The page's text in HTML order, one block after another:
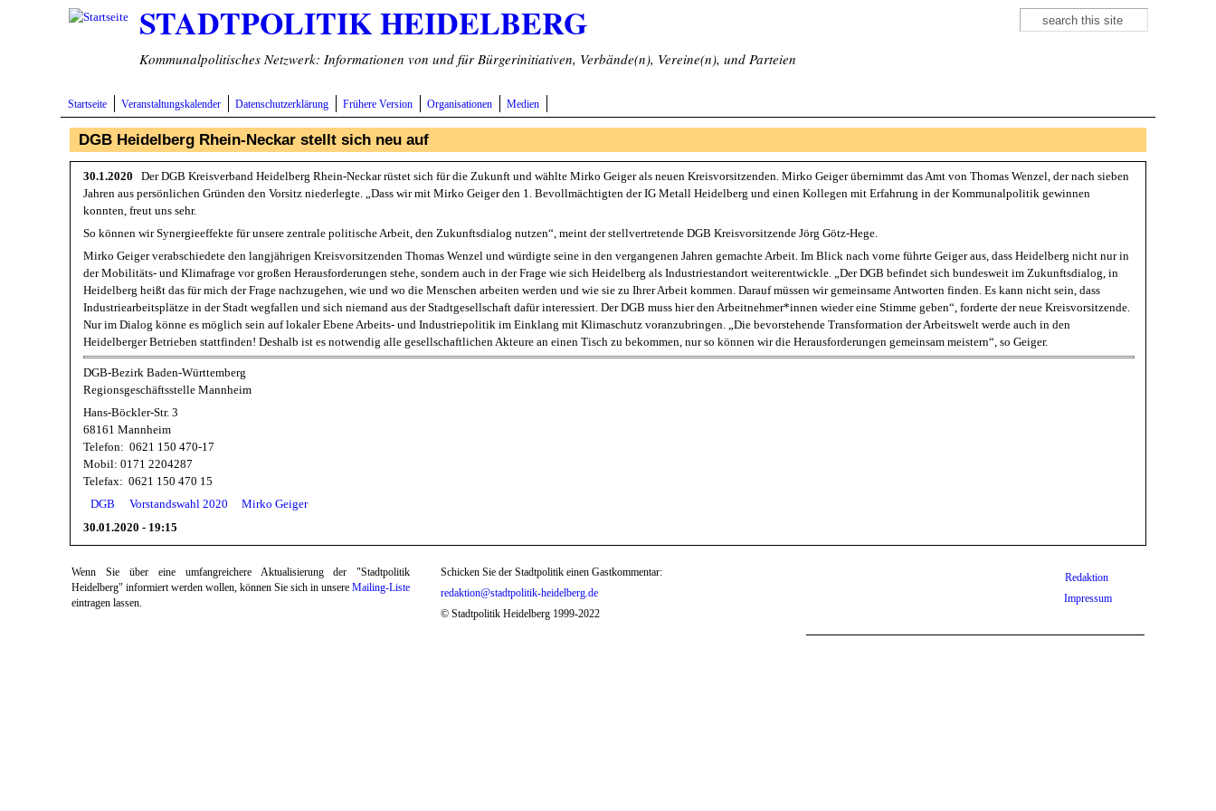
Direkt zum Inhalt STADTPOLITIK HEIDELBERG
Kommunalpolitisches Netzwerk: Informationen von und für Bürgerinitiativen, Verbände(n), Vereine(n), und Parteien
Suchformular
Suche
Startseite Veranstaltungskalender Datenschutzerklärung Frühere Version Organisationen Medien
DGB Heidelberg Rhein-Neckar stellt sich neu auf
30.1.2020Der DGB Kreisverband Heidelberg Rhein-Neckar rüstet sich für die Zukunft und wählte Mirko Geiger als neuen Kreisvorsitzenden. Mirko Geiger übernimmt das Amt von Thomas Wenzel, der nach sieben
Jahren aus persönlichen Gründen den Vorsitz niederlegte. „Dass wir mit Mirko Geiger den 1. Bevollmächtigten der IG Metall Heidelberg und einen Kollegen mit Erfahrung in der Kommunalpolitik gewinnen
konnten, freut uns sehr.
So können wir Synergieeffekte für unsere zentrale politische Arbeit, den Zukunftsdialog nutzen“, meint der stellvertretende DGB Kreisvorsitzende Jörg Götz-Hege.
Mirko Geiger verabschiedete den langjährigen Kreisvorsitzenden Thomas Wenzel und würdigte seine in den vergangenen Jahren gemachte Arbeit. Im Blick nach vorne führte Geiger aus, dass Heidelberg nicht nur in
der Mobilitäts- und Klimafrage vor großen Herausforderungen stehe, sondern auch in der Frage wie sich Heidelberg als Industriestandort weiterentwickle. „Der DGB befindet sich bundesweit im Zukunftsdialog, in
Heidelberg heißt das für mich der Frage nachzugehen, wie und wo die Menschen arbeiten werden und wie sie zu Ihrer Arbeit kommen. Darauf müssen wir gemeinsame Antworten finden. Es kann nicht sein, dass
Industriearbeitsplätze in der Stadt wegfallen und sich niemand aus der Stadtgesellschaft dafür interessiert. Der DGB muss hier den Arbeitnehmer*innen wieder eine Stimme geben“, forderte der neue Kreisvorsitzende.
Nur im Dialog könne es möglich sein auf lokaler Ebene Arbeits- und Industriepolitik im Einklang mit Klimaschutz voranzubringen. „Die bevorstehende Transformation der Arbeitswelt werde auch in den
Heidelberger Betrieben stattfinden! Deshalb ist es notwendig alle gesellschaftlichen Akteure an einen Tisch zu bekommen, nur so können wir die Herausforderungen gemeinsam meistern“, so Geiger.
DGB-Bezirk Baden-Württemberg
Regionsgeschäftsstelle Mannheim
Hans-Böckler-Str. 3
68161 Mannheim
Telefon: 0621 150 470-17
Mobil: 0171 2204287
Telefax: 0621 150 470 15
DGB
Vorstandswahl 2020
Mirko Geiger
30.01.2020 - 19:15
Wenn Sie über eine umfangreichere Aktualisierung der "Stadtpolitik
Heidelberg" informiert werden wollen, können Sie sich in unsereMailing-Liste
eintragen lassen.
Schicken Sie der Stadtpolitik einen Gastkommentar:
redaktion@stadtpolitik-heidelberg.de
© Stadtpolitik Heidelberg 1999-2022
Redaktion
Impressum